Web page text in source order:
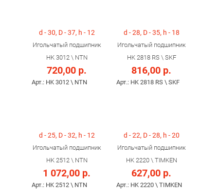
d - 30, D - 37, h - 12
Игольчатый подшипник
HK 3012 \ NTN
720,00 р.
Арт.: HK 3012 \ NTN
d - 28, D - 35, h - 18
Игольчатый подшипник
HK 2818 RS \ SKF
816,00 р.
Арт.: HK 2818 RS \ SKF
d - 25, D - 32, h - 12
Игольчатый подшипник
HK 2512 \ NTN
1 072,00 р.
Арт.: HK 2512 \ NTN
d - 22, D - 28, h - 20
Игольчатый подшипник
HK 2220 \ TIMKEN
627,00 р.
Арт.: HK 2220 \ TIMKEN